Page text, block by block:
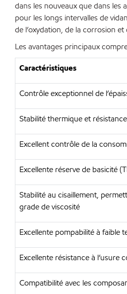
dans les nouveaux que dans les
pour les longs intervalles de
de l’oxydation, de la corrosion
Les avantages principaux
Caractéristiques
Contrôle exceptionnel de
Stabilité thermique et
Excellent contrôle de la
Excellente réserve de basicité
Stabilité au cisaillement,
grade de viscosité
Excellente pompabilité à faible
Excellente résistance à l’usure
Compatibilité avec les